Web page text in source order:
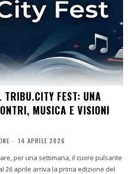
FEST: UNA
MUSICA E VISIONI
- 14 APRILE 2026
per una settimana, il cuore pulsante
26 aprile arriva la prima edizione del